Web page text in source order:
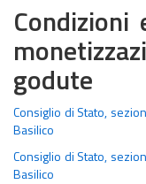
godute
Consiglio di Stato,
Basilico
Consiglio di Stato,
Basilico